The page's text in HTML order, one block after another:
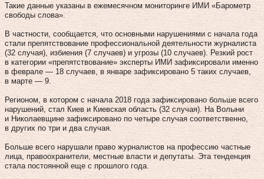
Такие данные указаны в ежемесячном мониторинге ИМИ «Барометр
свободы слова».
В частности, сообщается, что основными нарушениями с начала года
стали препятствование профессиональной деятельности журналиста
(32 случая), избиения (7 случаев) и угрозы (10 случаев). Резкий рост
в категории «препятствование» эксперты ИМИ зафиксировали именно
в феврале — 18 случаев, в январе зафиксировано 5 таких случаев,
в марте — 9.
Регионом, в котором с начала 2018 года зафиксировано больше всего
нарушений, стал Киев и Киевская область (32 случая). На Волыни
и Николаевщине зафиксировано по четыре случая соответственно,
в других по три и два случая.
Больше всего нарушали право журналистов на профессию частные
лица, правоохранители, местные власти и депутаты. Эта тенденция
стала постоянной еще с прошлого года.